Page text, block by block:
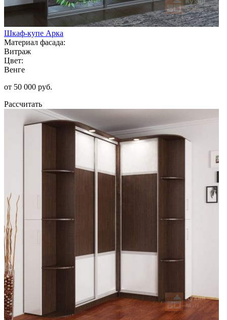
Шкаф-купе Арка
Материал фасада:
Витраж
Цвет:
Венге
от 50 000 руб.
Рассчитать